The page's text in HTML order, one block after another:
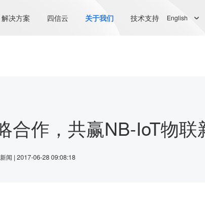
解决方案 四信云 关于我们 技术支持 English
合作，共赢NB-IoT物联
闻 | 2017-06-28 09:08:18